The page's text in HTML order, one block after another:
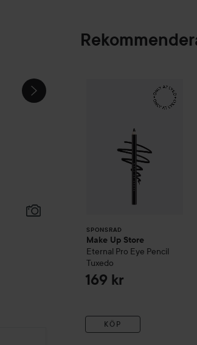
SPONSRAD
Make Up Store
Eternal Pro Eye Pencil
Tuxedo
169 kr
KÖP
Make Up Store